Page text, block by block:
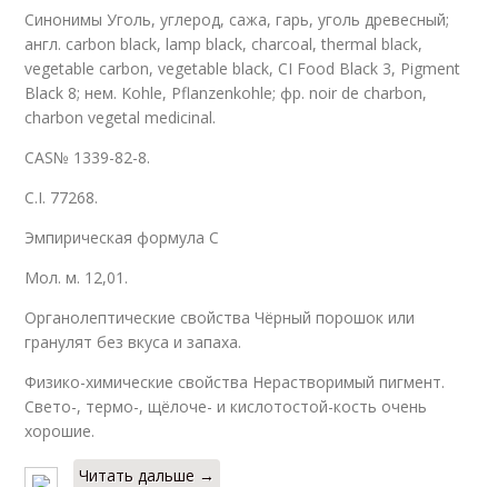
Синонимы Уголь, углерод, сажа, гарь, уголь древесный;
англ. carbon black, lamp black, charcoal, thermal black,
vegetable carbon, vegetable black, CI Food Black 3, Pigment
Black 8; нем. Kohle, Pflanzenkohle; фр. noir de charbon,
charbon vegetal medicinal.
CAS№ 1339-82-8.
C.I. 77268.
Эмпирическая формула С
Мол. м. 12,01.
Органолептические свойства Чёрный порошок или
гранулят без вкуса и запаха.
Физико-химические свойства Нерастворимый пигмент.
Свето-, термо-, щёлоче- и кислотостой-кость очень
хорошие.
Читать дальше →